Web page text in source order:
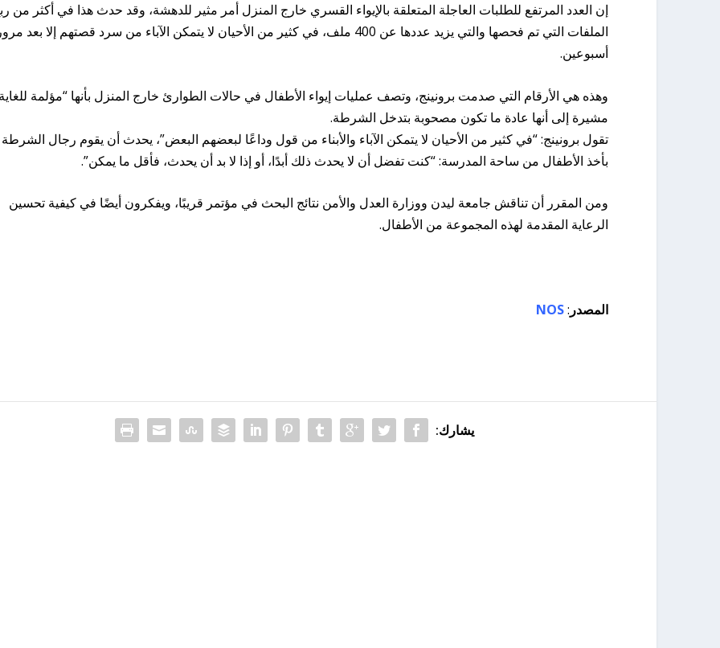
إن العدد المرتفع للطلبات العاجلة المتعلقة بالإيواء القسري خارج المنزل أمر مثير للدهشة، وقد حدث هذا في أكثر من
الملفات التي تم فحصها والتي يزيد عددها عن 400 ملف، في كثير من الأحيان لا يتمكن الآباء من سرد قصتهم إلا بعد مرور
أسبوعين.
وهذه هي الأرقام التي صدمت برونينج، وتصف عمليات إيواء الأطفال في حالات الطوارئ خارج المنزل بأنها “مؤلمة
مشيرة إلى أنها عادة ما تكون مصحوبة بتدخل الشرطة.
تقول برونينج: “في كثير من الأحيان لا يتمكن الآباء والأبناء من قول وداعًا لبعضهم البعض”، يحدث أن يقوم رجال الشرطة
بأخذ الأطفال من ساحة المدرسة: “كنت تفضل أن لا يحدث ذلك أبدًا، أو إذا لا بد أن يحدث، فأقل ما يمكن”.
ومن المقرر أن تناقش جامعة ليدن ووزارة العدل والأمن نتائج البحث في مؤتمر قريبًا، ويفكرون أيضًا في كيفية تحسين
الرعاية المقدمة لهذه المجموعة من الأطفال.
المصدر :
NOS
يشارك: